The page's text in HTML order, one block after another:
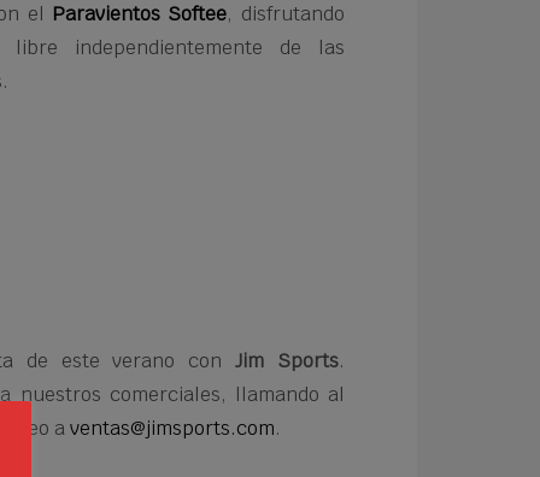
el Paravientos Softee, disfrutando
independientemente de las
de este verano con Jim Sports.
nuestros comerciales, llamando al
aventas@jimsports.com.